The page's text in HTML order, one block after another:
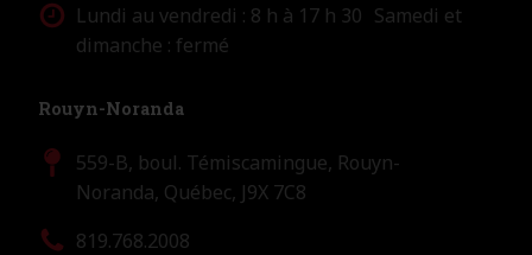
Lundi au vendredi : 8 h à 17 h 30 Samedi et
dimanche : fermé
Rouyn-Noranda
559-B, boul. Témiscamingue, Rouyn-
Noranda, Québec, J9X 7C8
819.768.2008